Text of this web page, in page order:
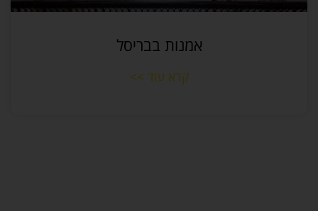
אמנות בבריסל
קרא עוד >>